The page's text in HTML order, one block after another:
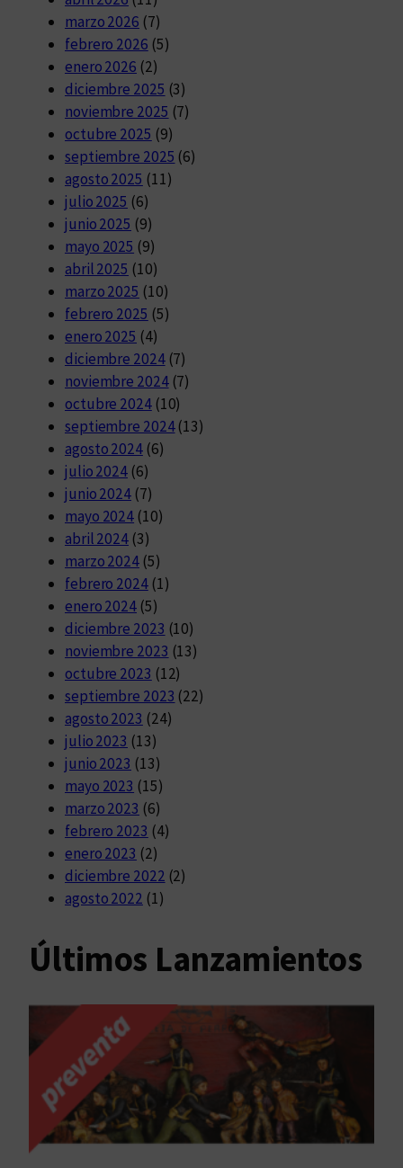
marzo 2026 (7)
febrero 2026 (5)
enero 2026 (2)
diciembre 2025 (3)
noviembre 2025 (7)
octubre 2025 (9)
septiembre 2025 (6)
agosto 2025 (11)
julio 2025 (6)
junio 2025 (9)
mayo 2025 (9)
abril 2025 (10)
marzo 2025 (10)
febrero 2025 (5)
enero 2025 (4)
diciembre 2024(7)
noviembre 2024(7)
octubre 2024(10)
septiembre 2024(13)
agosto 2024(6)
julio 2024 (6)
junio 2024 (7)
mayo 2024 (10)
abril 2024 (3)
marzo 2024 (5)
febrero 2024(1)
enero 2024 (5)
diciembre 2023 (10)
noviembre 2023 (13)
octubre 2023 (12)
septiembre 2023 (22)
agosto 2023 (24)
julio 2023 (13)
junio 2023 (13)
mayo 2023 (15)
marzo 2023 (6)
febrero 2023 (4)
enero 2023 (2)
diciembre 2022 (2)
agosto 2022 (1)
Últimos Lanzamientos